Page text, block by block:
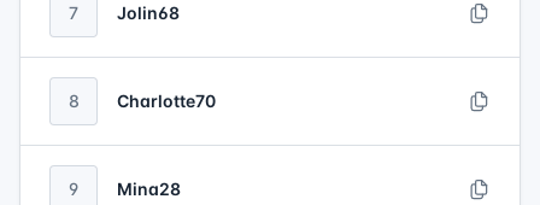
7 Jolin68
8 Charlotte70
9 Mina28